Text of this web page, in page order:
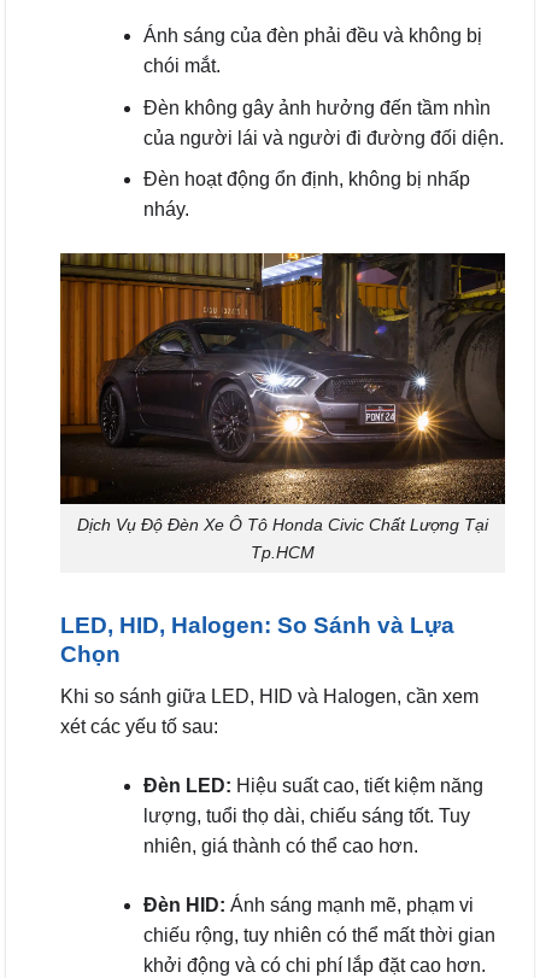
Ánh sáng của đèn phải đều và không bị
chói mắt.
Đèn không gây ảnh hưởng đến tầm nhìn
của người lái và người đi đường đối diện.
Đèn hoạt động ổn định, không bị nhấp
nháy.
Dịch Vụ Độ Đèn Xe Ô Tô Honda Civic Chất Lượng Tại
Tp.HCM
LED, HID, Halogen: So Sánh và Lựa
Chọn
Khi so sánh giữa LED, HID và Halogen, cần xem
xét các yếu tố sau:
Đèn LED: Hiệu suất cao, tiết kiệm năng
lượng, tuổi thọ dài, chiếu sáng tốt. Tuy
nhiên, giá thành có thể cao hơn.
Đèn HID: Ánh sáng mạnh mẽ, phạm vi
chiếu rộng, tuy nhiên có thể mất thời gian
khởi động và có chi phí lắp đặt cao hơn.